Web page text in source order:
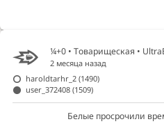
¼+0 • Товарищеская •
2 месяца назад
haroldtarhr_2(1490)
user_372408(1509)
Белые просрочили